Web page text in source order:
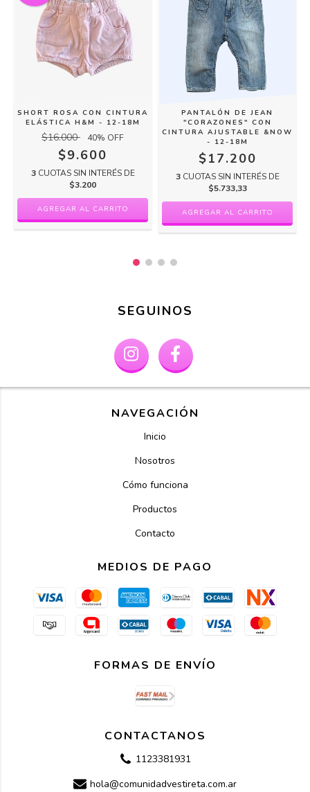
SHORT ROSA CON CINTURA
ELÁSTICA H&M - 12-18M
$16.000 40% OFF
$9.600
3 CUOTAS SIN INTERÉS DE
$3.200
PANTALÓN DE JEAN
"CORAZONES" CON
CINTURA AJUSTABLE &NOW
- 12-18M
$17.200
3 CUOTAS SIN INTERÉS DE
$5.733,33
SEGUINOS
NAVEGACIÓN
Inicio
Nosotros
Cómo funciona
Productos
Contacto
MEDIOS DE PAGO
FORMAS DE ENVÍO
CONTACTANOS
1123381931
hola@comunidadvestireta.com.ar